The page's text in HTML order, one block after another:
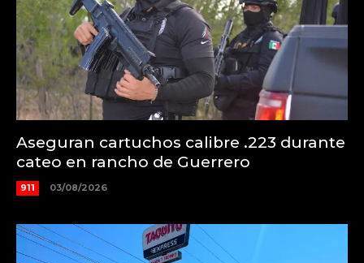
Aseguran cartuchos calibre .223 durante
cateo en rancho de Guerrero
911 03/08/2026